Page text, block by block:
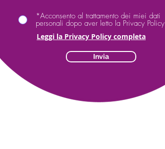
*Acconsento al trattamento dei miei dati
personali dopo aver letto la Privacy Policy
Leggi la Privacy Policy completa
Invia